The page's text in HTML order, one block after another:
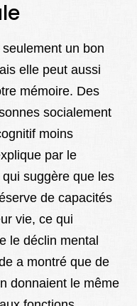
seulement un bon
elle peut aussi
mémoire. Des
socialement
moins
par le
suggère que les
de capacités
vie, ce qui
le déclin mental
a montré que de
donnaient le même